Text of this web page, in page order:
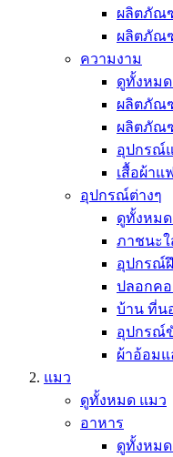
ผลิตภัณ
ผลิตภัณ
ความงาม
ดูทั้งหม
ผลิตภัณ
ผลิตภัณ
อุปกรณ์
เสื้อผ้าแ
อุปกรณ์ต่างๆ
ดูทั้งหม
ภาชนะใ
อุปกรณ์
ปลอกคอ
บ้าน ที่น
อุปกรณ์
ผ้าอ้อม
แมว
ดูทั้งหมด แมว
อาหาร
ดูทั้งหม